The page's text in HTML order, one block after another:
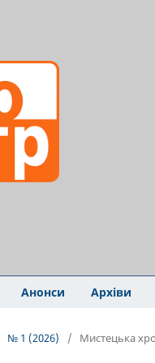
Анонси Архіви
№ 1 (2026) / Мистецька